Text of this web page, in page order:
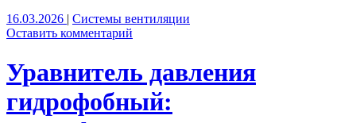
16.03.2026 | Системы вентиляции
Оставить комментарий
Уравнитель давления
гидрофобный: